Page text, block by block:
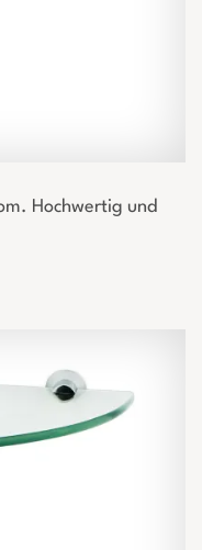
Hochwertig und